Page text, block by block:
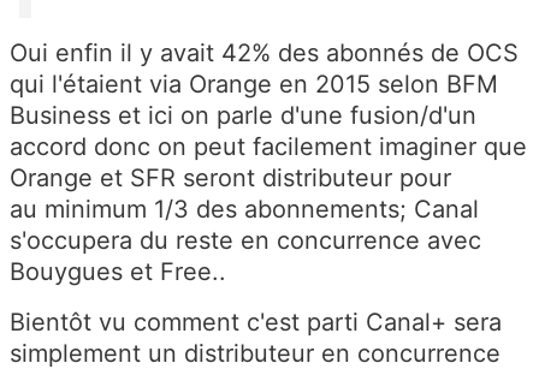
Oui enfin il y avait 42% des abonnés de OCS
qui l'étaient via Orange en 2015 selon BFM
Business et ici on parle d'une fusion/d'un
accord donc on peut facilement imaginer que
Orange et SFR seront distributeur pour
au minimum 1/3 des abonnements; Canal
s'occupera du reste en concurrence avec
Bouygues et Free..
Bientôt vu comment c'est parti Canal+ sera
simplement un distributeur en concurrence